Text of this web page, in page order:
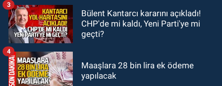
GÜNDEM
19:34Zonguldakspor Bolu'da 3
hazırlık maçı oynayacak... İşte
Bülent Kantarcı kararını açıkladı!
CHP'de mi kaldı, Yeni Parti'ye mi
geçti?
3
Maaşlara 28 bin lira ek ödeme
yapılacak
4